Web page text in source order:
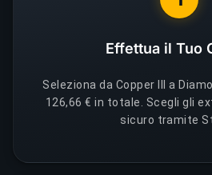
Effettua il Tuo
Seleziona da Copper III a
126,66 € in totale. Scegli gli
sicuro tramite